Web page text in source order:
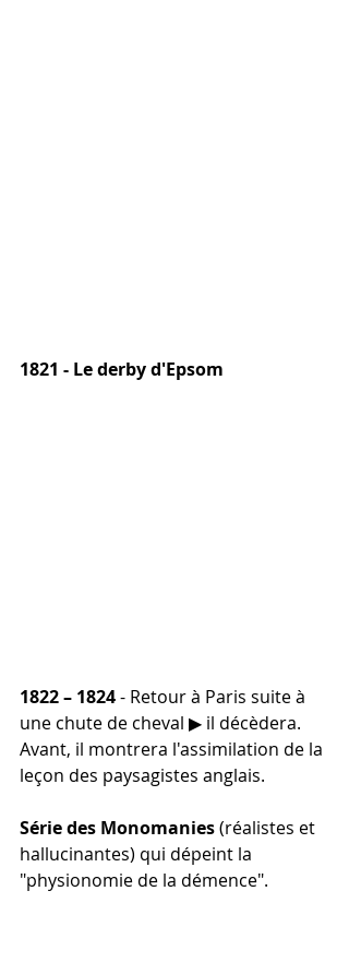
1821 - Le derby d'Epsom
1822 – 1824 - Retour à Paris suite à
une chute de cheval ▶︎ il décèdera.
Avant, il montrera l'assimilation de la
leçon des paysagistes anglais.
Série des Monomanies (réalistes et
hallucinantes) qui dépeint la
"physionomie de la démence".